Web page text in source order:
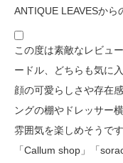
ANTIQUE LEAVESから
この度は素敵なレビュ
ードル、どちらも気に
顔の可愛らしさや存在
ングの棚やドレッサー
雰囲気を楽しめそうで
「Callum shop」「